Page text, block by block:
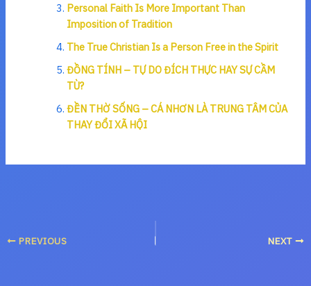
Personal Faith Is More Important Than
Imposition of Tradition
The True Christian Is a Person Free in the Spirit
ĐỒNG TÍNH – TỰ DO ĐÍCH THỰC HAY SỰ CẦM
TÙ?
ĐỀN THỜ SỐNG – CÁ NHƠN LÀ TRUNG TÂM CỦA
THAY ĐỔI XÃ HỘI
PREVIOUS NEXT